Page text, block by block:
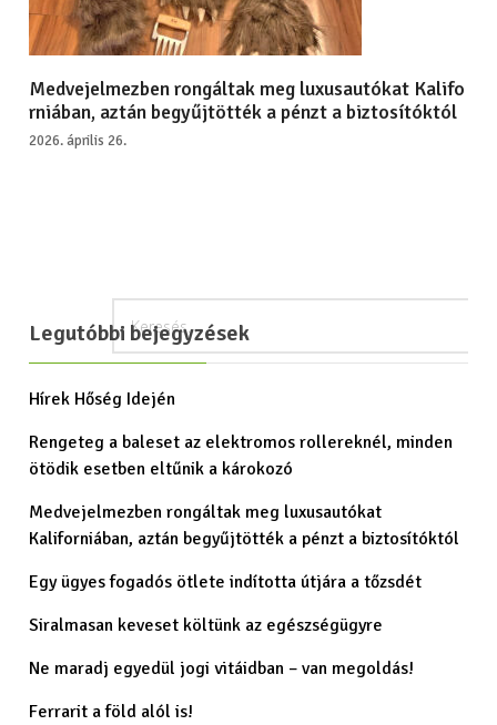
Medvejelmezben rongáltak meg luxusautókat Kalifo
rniában, aztán begyűjtötték a pénzt a biztosítóktól
2026. április 26.
Legutóbbi bejegyzések
Hírek Hőség Idején
Rengeteg a baleset az elektromos rollereknél, minden
ötödik esetben eltűnik a károkozó
Medvejelmezben rongáltak meg luxusautókat
Kaliforniában, aztán begyűjtötték a pénzt a biztosítóktól
Egy ügyes fogadós ötlete indította útjára a tőzsdét
Siralmasan keveset költünk az egészségügyre
Ne maradj egyedül jogi vitáidban – van megoldás!
Ferrarit a föld alól is!